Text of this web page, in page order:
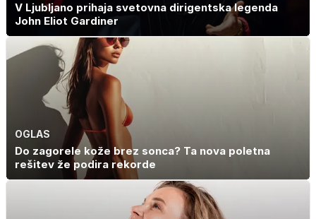
V Ljubljano prihaja svetovna dirigentska legenda
John Eliot Gardiner
OGLAS
Do zagorele kože brez sonca? Ta nova poletna
rešitev že podira rekorde